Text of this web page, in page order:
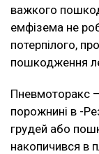
важкого
емфізема не
потерпілого,
пошкодження
Пневмоторакс –
порожнині в -
грудей або
накопичився в